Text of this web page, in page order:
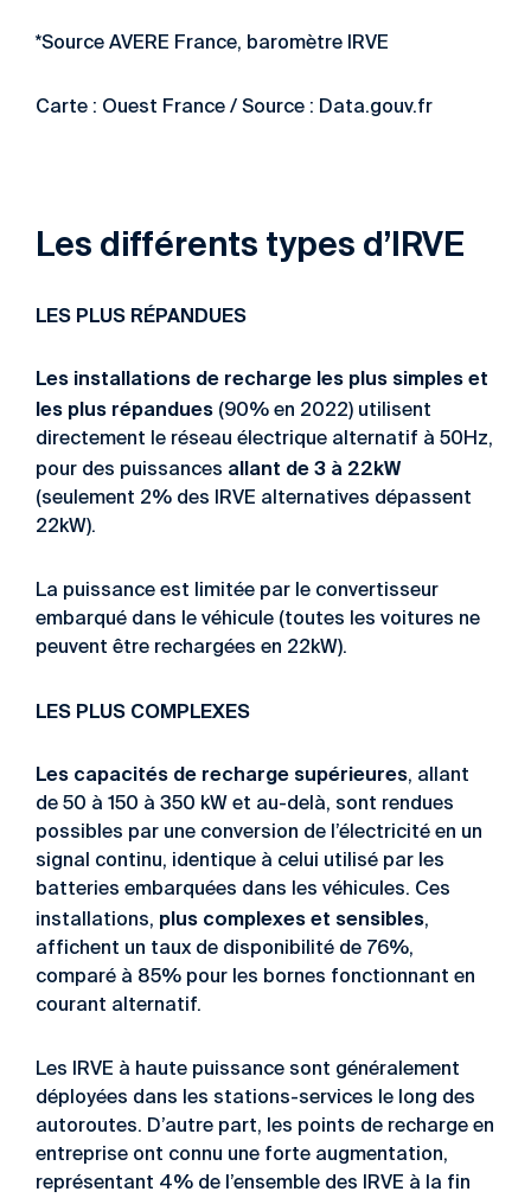
*Source AVERE France, baromètre IRVE
Carte : Ouest France / Source : Data.gouv.fr
Les différents types d’IRVE
LES PLUS RÉPANDUES
Les installations de recharge les plus simples et
les plus répandues (90% en 2022) utilisent
directement le réseau électrique alternatif à 50Hz,
pour des puissances allant de 3 à 22kW
(seulement 2% des IRVE alternatives dépassent
22kW).
La puissance est limitée par le convertisseur
embarqué dans le véhicule (toutes les voitures ne
peuvent être rechargées en 22kW).
LES PLUS COMPLEXES
Les capacités de recharge supérieures, allant
de 50 à 150 à 350 kW et au-delà, sont rendues
possibles par une conversion de l’électricité en un
signal continu, identique à celui utilisé par les
batteries embarquées dans les véhicules. Ces
installations, plus complexes et sensibles,
affichent un taux de disponibilité de 76%,
comparé à 85% pour les bornes fonctionnant en
courant alternatif.
Les IRVE à haute puissance sont généralement
déployées dans les stations-services le long des
autoroutes. D’autre part, les points de recharge en
entreprise ont connu une forte augmentation,
représentant 4% de l’ensemble des IRVE à la fin